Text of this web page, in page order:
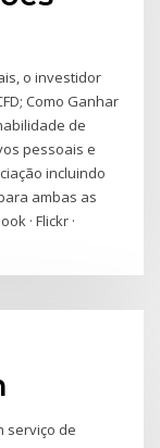
o investidor
Como Ganhar
de
pessoais e
incluindo
ambas as
· Flickr ·
serviço de